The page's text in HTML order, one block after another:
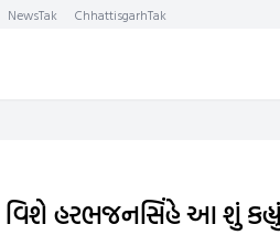
NewsTak ChhattisgarhTak
વિશે હરભજનસિંહે આ શું